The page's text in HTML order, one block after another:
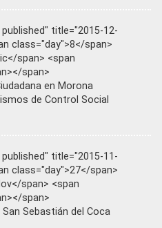
title="2015-12-
class="day">8</span>
span> <span
span>
en Morona
de Control Social
title="2015-11-
class="day">27</span>
span> <span
span>
Sebastián del Coca